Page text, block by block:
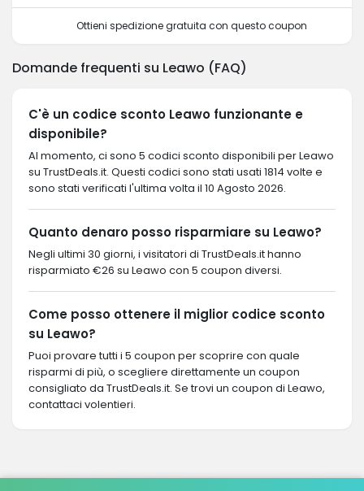
Ottieni spedizione gratuita con questo coupon
Domande frequenti su Leawo (FAQ)
C'è un codice sconto Leawo funzionante e
disponibile?
Al momento, ci sono 5 codici sconto disponibili per Leawo
su TrustDeals.it. Questi codici sono stati usati 1814 volte e
sono stati verificati l'ultima volta il 10 Agosto 2026.
Quanto denaro posso risparmiare su Leawo?
Negli ultimi 30 giorni, i visitatori di TrustDeals.it hanno
risparmiato €26 su Leawo con 5 coupon diversi.
Come posso ottenere il miglior codice sconto
su Leawo?
Puoi provare tutti i 5 coupon per scoprire con quale
risparmi di più, o scegliere direttamente un coupon
consigliato da TrustDeals.it. Se trovi un coupon di Leawo,
contattaci volentieri.